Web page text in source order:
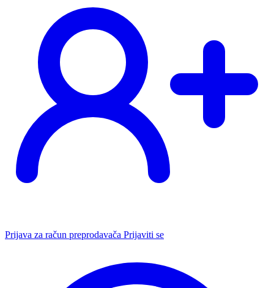
Prijava za račun preprodavača Prijaviti se